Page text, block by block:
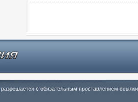
с обязательным проставлением